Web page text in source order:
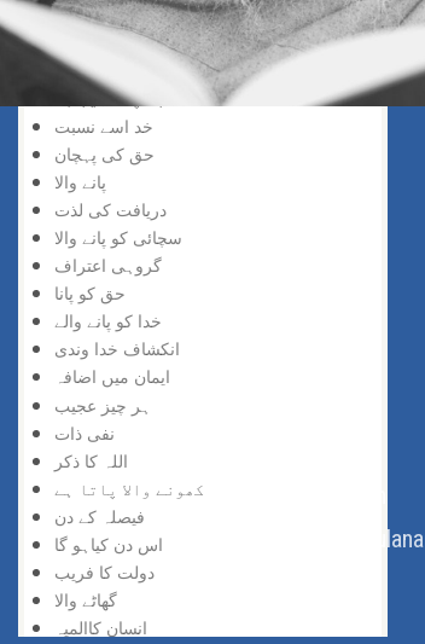
خدا کی یافت
توحید اورشرک
سب کچھ عجیب ہے
خد اسے نسبت
حق کی پہچان
پانے والا
دریافت کی لذت
سچائی کو پانے والا
گروہی اعتراف
حق کو پانا
خدا کو پانے والے
انکشاف خدا وندی
ایمان میں اضافہ
ہر چیز عجیب
نفی ذات
اللہ کا ذکر
کھونے والا پاتا ہے
فیصلہ کے دن
اس دن کیاہو گا
دولت کا فریب
گھاٹے والا
انسان کاالمیہ
Thoughts Of Maulana